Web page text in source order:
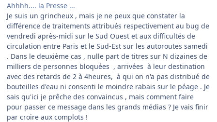
Ahhhh.... la Presse ...
Je suis un grincheux , mais je ne peux que constater la
différence de traitements attribués respectivement au bug de
vendredi après-midi sur le Sud Ouest et aux difficultés de
circulation entre Paris et le Sud-Est sur les autoroutes samedi
. Dans le deuxième cas , nulle part de titres sur N dizaines de
milliers de personnes bloquées , arrivées à leur destination
avec des retards de 2 à 4heures, à qui on n'a pas distribué de
bouteilles d'eau ni consenti le moindre rabais sur le péage . Je
sais qu'ici je prêche des convaincus , mais comment faire
pour passer ce message dans les grands médias ? Je vais finir
par croire aux complots !